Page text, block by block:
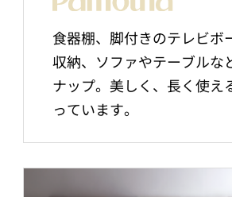
食器棚、脚付きのテレビボ
収納、ソファやテーブルな
ナップ。美しく、長く使え
っています。